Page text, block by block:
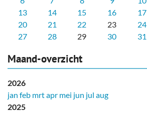
13
14 15 16 17
20
21 22 23 24
27
28 29 30 31
Maand-overzicht
2026
jan feb mrtapr mei jun jul aug
2025